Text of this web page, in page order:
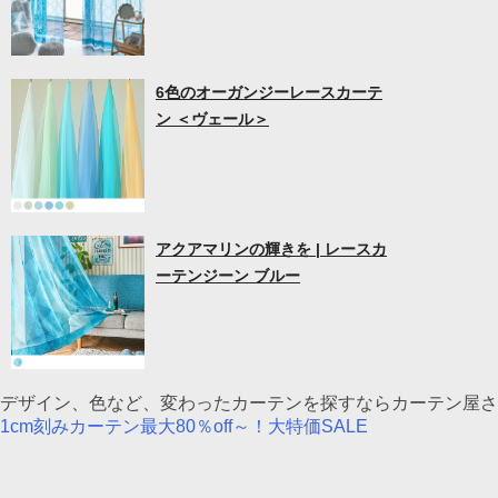
6色のオーガンジーレースカーテ
ン ＜ヴェール＞
アクアマリンの輝きを | レースカ
ーテンジーン ブルー
デザイン、色など、変わったカーテンを探すならカーテン屋
1cm刻みカーテン最大80％off～！大特価SALE